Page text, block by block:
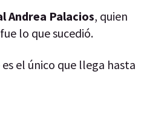
Andrea Palacios, quien
lo que sucedió.
es el único que llega hasta